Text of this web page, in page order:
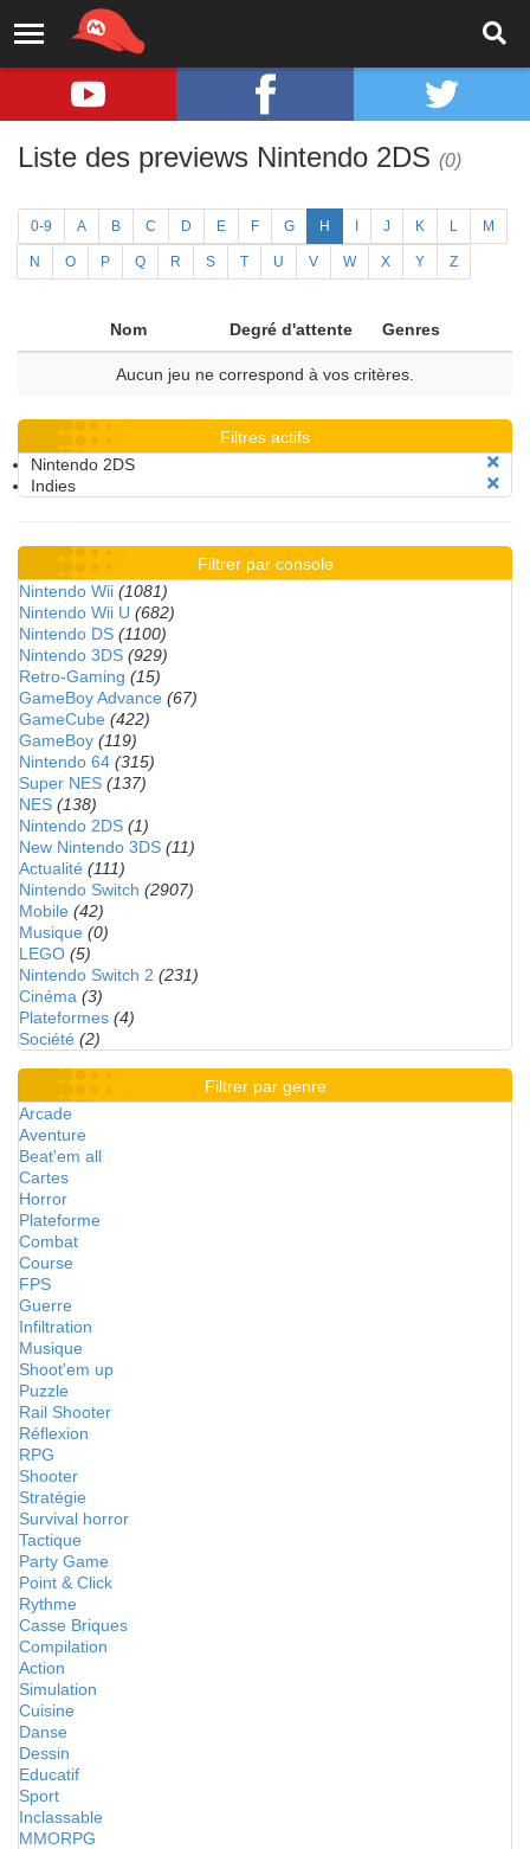
Liste des previews Nintendo 2DS (0)
0-9 A B C D E F G H J K L M
N O P Q R S T U V W X Y Z
Nom Degré d'attente Genres
Aucun jeu ne correspond à vos critères.
Filtres actifs
Nintendo 2DS
Indies
Filtrer par console
Nintendo Wii (1081)
Nintendo Wii U (682)
Nintendo DS (1100)
Nintendo 3DS (929)
Retro-Gaming (15)
GameBoy Advance (67)
GameCube (422)
GameBoy (119)
Nintendo 64 (315)
Super NES (137)
NES (138)
Nintendo 2DS (1)
New Nintendo 3DS (11)
Actualité (111)
Nintendo Switch (2907)
Mobile (42)
Musique (0)
LEGO (5)
Nintendo Switch 2 (231)
Cinéma (3)
Plateformes (4)
Société (2)
Filtrer par genre
Arcade
Aventure
Beat'em all
Cartes
Horror
Plateforme
Combat
Course
FPS
Guerre
Infiltration
Musique
Shoot'em up
Puzzle
Rail Shooter
Réflexion
RPG
Shooter
Stratégie
Survival horror
Tactique
Party Game
Point & Click
Rythme
Casse Briques
Compilation
Action
Simulation
Cuisine
Danse
Dessin
Educatif
Sport
Inclassable
MMORPG